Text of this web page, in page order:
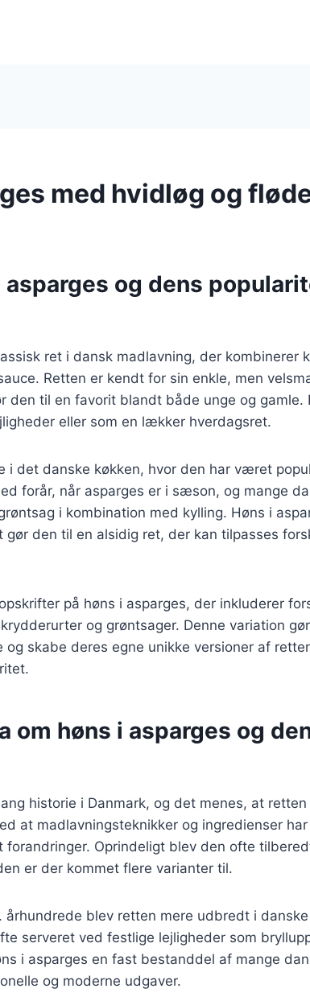
med hvidløg og
asparges og dens
ret i dansk madlavning, der kombinerer
Retten er kendt for sin enkle, men
den til en favorit blandt både unge og gamle.
eller som en lækker hverdagsret.
i det danske køkken, hvor den har været
forår, når asparges er i sæson, og mange
i kombination med kylling. Høns i
gør den til en alsidig ret, der kan tilpasses
på høns i asparges, der inkluderer
og grøntsager. Denne variation
og skabe deres egne unikke versioner af
om høns i asparges og
historie i Danmark, og det menes, at
at madlavningsteknikker og ingredienser
forandringer. Oprindeligt blev den ofte
er der kommet flere varianter til.
århundrede blev retten mere udbredt i
serveret ved festlige lejligheder som
i asparges en fast bestanddel af mange
og moderne udgaver.